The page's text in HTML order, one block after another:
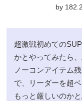
by
超激戦初めての
かとやってみたら
ノーコンアイテム
で、リーダーを超
もっと厳しいのか